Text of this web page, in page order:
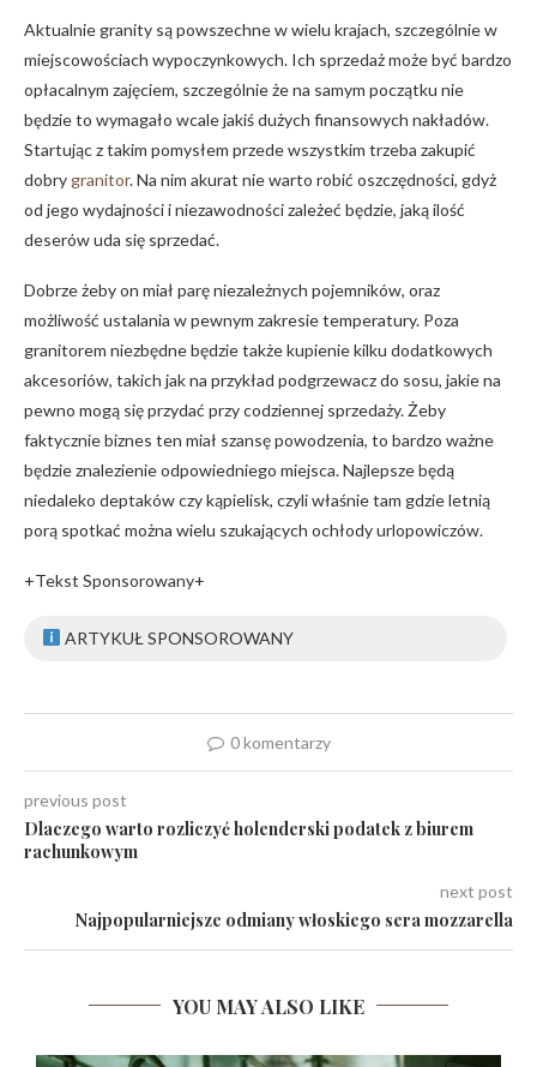
Aktualnie granity są powszechne w wielu krajach, szczególnie w
miejscowościach wypoczynkowych. Ich sprzedaż może być bardzo
opłacalnym zajęciem, szczególnie że na samym początku nie
będzie to wymagało wcale jakiś dużych finansowych nakładów.
Startując z takim pomysłem przede wszystkim trzeba zakupić
dobry granitor. Na nim akurat nie warto robić oszczędności, gdyż
od jego wydajności i niezawodności zależeć będzie, jaką ilość
deserów uda się sprzedać.
Dobrze żeby on miał parę niezależnych pojemników, oraz
możliwość ustalania w pewnym zakresie temperatury. Poza
granitorem niezbędne będzie także kupienie kilku dodatkowych
akcesoriów, takich jak na przykład podgrzewacz do sosu, jakie na
pewno mogą się przydać przy codziennej sprzedaży. Żeby
faktycznie biznes ten miał szansę powodzenia, to bardzo ważne
będzie znalezienie odpowiedniego miejsca. Najlepsze będą
niedaleko deptaków czy kąpielisk, czyli właśnie tam gdzie letnią
porą spotkać można wielu szukających ochłody urlopowiczów.
+Tekst Sponsorowany+
ARTYKUŁ SPONSOROWANY
0 komentarzy
previous post
Dlaczego warto rozliczyć holenderski podatek z biurem
rachunkowym
next post
Najpopularniejsze odmiany włoskiego sera mozzarella
YOU MAY ALSO LIKE